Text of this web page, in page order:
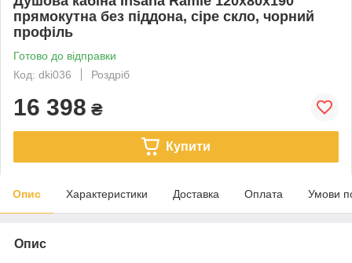
прямокутна без піддона, сіре скло, чорний
профіль
Готово до відправки
Код: dki036
Роздріб
16 398 ₴
Купити
Опис Характеристики Доставка Оплата Умови
Опис